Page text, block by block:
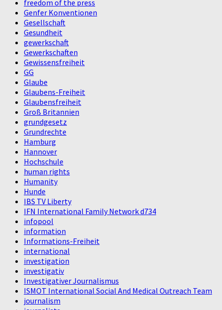
freedom of the press
Genfer Konventionen
Gesellschaft
Gesundheit
gewerkschaft
Gewerkschaften
Gewissensfreiheit
GG
Glaube
Glaubens-Freiheit
Glaubensfreiheit
Groß Britannien
grundgesetz
Grundrechte
Hamburg
Hannover
Hochschule
human rights
Humanity
Hunde
IBS TV Liberty
IFN International Family Network d734
infopool
information
Informations-Freiheit
international
investigation
investigativ
Investigativer Journalismus
ISMOT International Social And Medical Outreach Team
journalism